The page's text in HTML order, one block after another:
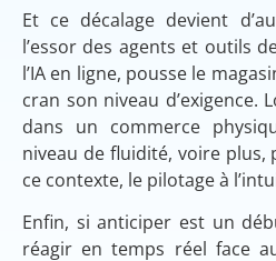
Et ce décalage devient
l’essor des agents et outils
l’IA en ligne, pousse le
cran son niveau d’exigence.
dans un commerce
niveau de fluidité, voire plus,
ce contexte, le pilotage à
Enfin, si anticiper est un
réagir en temps réel face